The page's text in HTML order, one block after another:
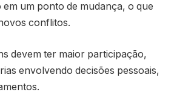
um ponto de mudança, o que
conflitos.
devem ter maior participação,
envolvendo decisões pessoais,